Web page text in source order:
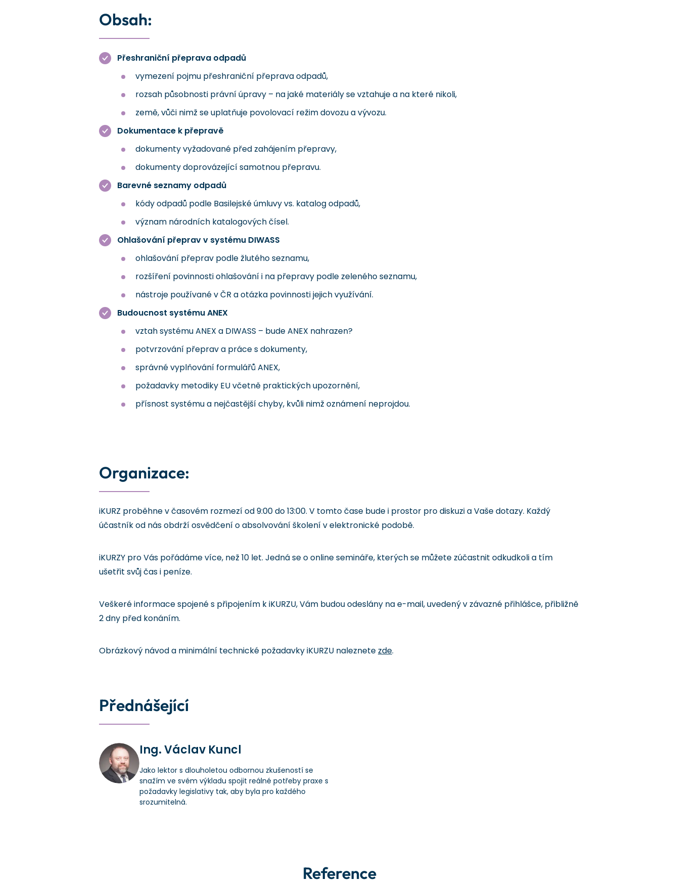
Obsah:
Přeshraniční přeprava odpadů
vymezení pojmu přeshraniční přeprava odpadů,
rozsah působnosti právní úpravy – na jaké materiály se vztahuje a na které nikoli,
země, vůči nimž se uplatňuje povolovací režim dovozu a vývozu.
Dokumentace k přepravě
dokumenty vyžadované před zahájením přepravy,
dokumenty doprovázející samotnou přepravu.
Barevné seznamy odpadů
kódy odpadů podle Basilejské úmluvy vs. katalog odpadů,
význam národních katalogových čísel.
Ohlašování přeprav v systému DIWASS
ohlašování přeprav podle žlutého seznamu,
rozšíření povinnosti ohlašování i na přepravy podle zeleného seznamu,
nástroje používané v ČR a otázka povinnosti jejich využívání.
Budoucnost systému ANEX
vztah systému ANEX a DIWASS – bude ANEX nahrazen?
potvrzování přeprav a práce s dokumenty,
správné vyplňování formulářů ANEX,
požadavky metodiky EU včetně praktických upozornění,
přísnost systému a nejčastější chyby, kvůli nimž oznámení neprojdou.
Organizace:
iKURZ proběhne v časovém rozmezí od 9:00 do 13:00. V tomto čase bude i prostor pro diskuzi a Vaše dotazy. Každý
účastník od nás obdrží osvědčení o absolvování školení v elektronické podobě.
iKURZY pro Vás pořádáme více, než 10 let. Jedná se o online semináře, kterých se můžete zúčastnit odkudkoli a tím
ušetřit svůj čas i peníze.
Veškeré informace spojené s připojením k iKURZU, Vám budou odeslány na e-mail, uvedený v závazné přihlášce, přibližně
2 dny před konáním.
Obrázkový návod a minimální technické požadavky iKURZU naleznete zde.
Přednášející
Ing. Václav Kuncl
Jako lektor s dlouholetou odbornou zkušeností se
snažím ve svém výkladu spojit reálné potřeby praxe s
požadavky legislativy tak, aby byla pro každého
srozumitelná.
Reference